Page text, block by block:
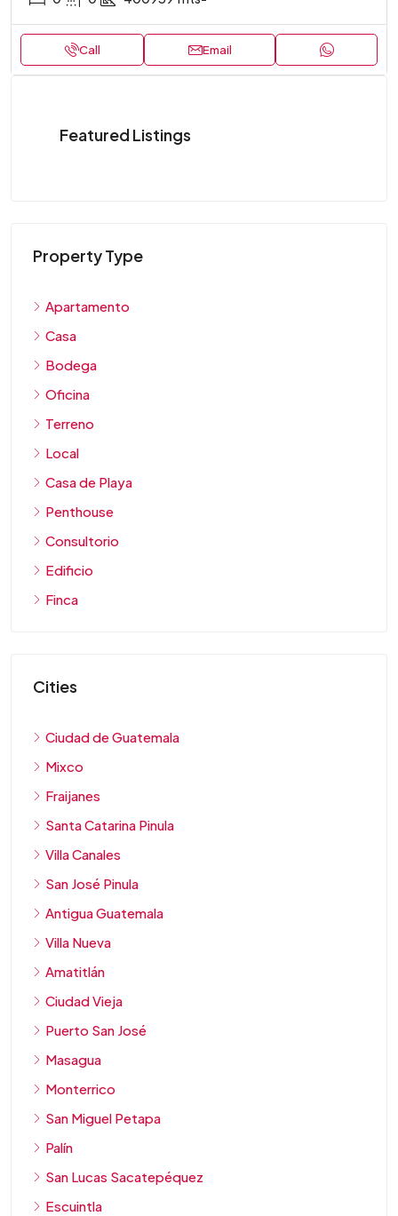
Call Email
Featured Listings
Property Type
Apartamento
Casa
Bodega
Oficina
Terreno
Local
Casa de Playa
Penthouse
Consultorio
Edificio
Finca
Cities
Ciudad de Guatemala
Mixco
Fraijanes
Santa Catarina Pinula
Villa Canales
San José Pinula
Antigua Guatemala
Villa Nueva
Amatitlán
Ciudad Vieja
Puerto San José
Masagua
Monterrico
San Miguel Petapa
Palín
San Lucas Sacatepéquez
Escuintla